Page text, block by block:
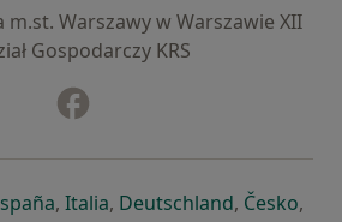
m.st. Warszawy w Warszawie XII
Gospodarczy KRS
w nowej karcie
się w nowej karcie
otwiera się w nowej karcie
, Italiaotwiera się w nowej
, Deutschlandotwiera się
, Česko,